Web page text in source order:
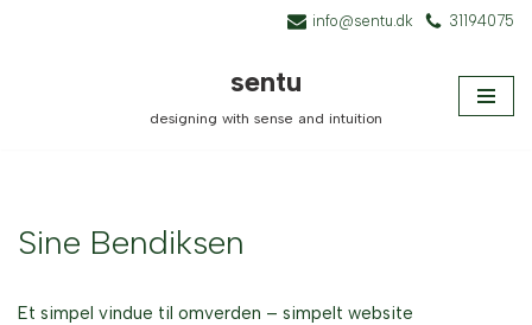
info@sentu.dk 31194075
sentu
designing with sense and intuition
Sine Bendiksen
Et simpel vindue til omverden – simpelt website